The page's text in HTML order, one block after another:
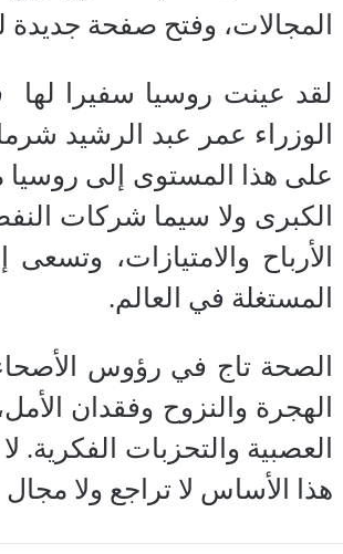
المجالات، وفتح صفحة جديدة
لقد عينت روسيا سفيرا لها
الوزراء عمر عبد الرشيد
على هذا المستوى إلى روسيا منذ اندلاع
الكبرى ولا سيما شركات
الأرباح والامتيازات،
المستغلة في العالم.
الصحة تاج في رؤوس
الهجرة والنزوح وفقدان
العصبية والتحزبات
هذا الأساس لا تراجع ولا مجال